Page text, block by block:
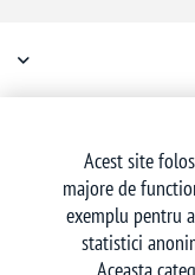
Acest site
majore de
exemplu pentru
statistici